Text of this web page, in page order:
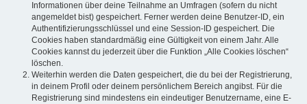
Informationen über deine Teilnahme an Umfragen (sofern du nicht
angemeldet bist) gespeichert. Ferner werden deine Benutzer-ID, ein
Authentifizierungsschlüssel und eine Session-ID gespeichert. Die
Cookies haben standardmäßig eine Gültigkeit von einem Jahr. Alle
Cookies kannst du jederzeit über die Funktion „Alle Cookies löschen“
löschen.
Weiterhin werden die Daten gespeichert, die du bei der Registrierung,
in deinem Profil oder deinem persönlichem Bereich angibst. Für die
Registrierung sind mindestens ein eindeutiger Benutzername, eine E-